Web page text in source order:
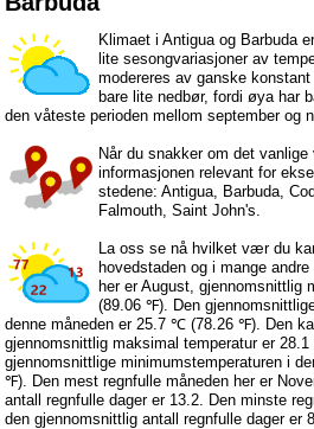
Klimaet i Antigua og Barbuda
lite sesongvariasjoner av
modereres av ganske
bare lite nedbør, fordi øya har
den våteste perioden mellom september og
Når du snakker om det
informasjonen relevant for
stedene: Antigua, Barbuda,
Falmouth, Saint John's.
La oss se nå hvilket vær du
hovedstaden og i mange
her er August,
(89.06 ℉). Den
denne måneden er 25.7 ℃ (78.26 ℉). Den
gjennomsnittlig maksimal temperatur er
gjennomsnittlige minimumstemperaturen i
℉). Den mest regnfulle måneden her er
antall regnfulle dager er 13.2. Den minste
den gjennomsnittlig antall regnfulle dager er